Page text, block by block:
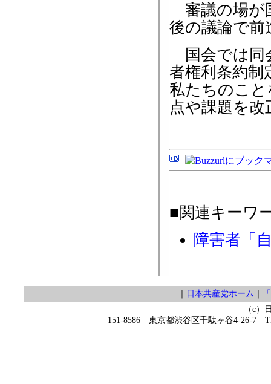
審議の場が
後の議論で
国会では同
者権利条約制
私たちのこ
点や課題を
■関連キーワ
障害者「
｜ 日本共産党ホーム ｜
（c）
151-8586 東京都渋谷区千駄ヶ谷4-26-7